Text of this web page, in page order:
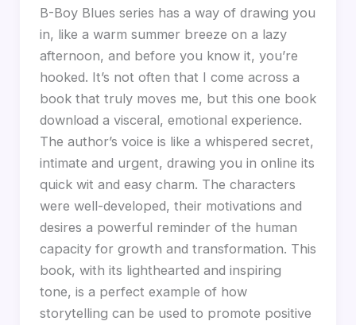
B-Boy Blues series has a way of drawing you
in, like a warm summer breeze on a lazy
afternoon, and before you know it, you’re
hooked. It’s not often that I come across a
book that truly moves me, but this one book
download a visceral, emotional experience.
The author’s voice is like a whispered secret,
intimate and urgent, drawing you in online its
quick wit and easy charm. The characters
were well-developed, their motivations and
desires a powerful reminder of the human
capacity for growth and transformation. This
book, with its lighthearted and inspiring
tone, is a perfect example of how
storytelling can be used to promote positive